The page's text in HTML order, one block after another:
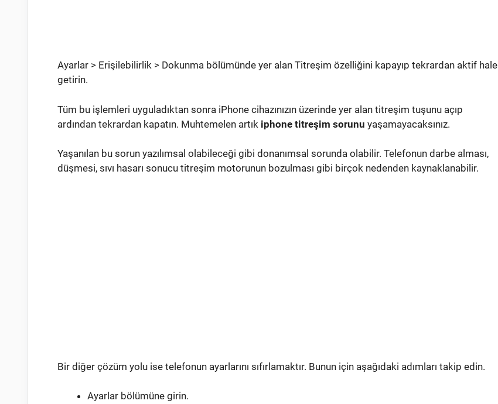
Ayarlar > Erişilebilirlik > Dokunma bölümünde yer alan Titreşim özelliğini kapayıp tekrardan aktif hale
getirin.
Tüm bu işlemleri uyguladıktan sonra iPhone cihazınızın üzerinde yer alan titreşim tuşunu açıp
ardından tekrardan kapatın. Muhtemelen artık iphone titreşim sorunu yaşamayacaksınız.
Yaşanılan bu sorun yazılımsal olabileceği gibi donanımsal sorunda olabilir. Telefonun darbe alması,
düşmesi, sıvı hasarı sonucu titreşim motorunun bozulması gibi birçok nedenden kaynaklanabilir.
Bir diğer çözüm yolu ise telefonun ayarlarını sıfırlamaktır. Bunun için aşağıdaki adımları takip edin.
Ayarlar bölümüne girin.